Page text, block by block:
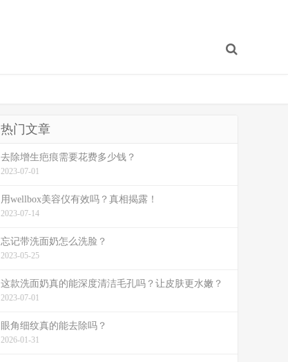
热门文章
去除增生疤痕需要花费多少钱？
2023-07-01
用wellbox美容仪有效吗？真相揭露！
2023-07-14
忘记带洗面奶怎么洗脸？
2023-05-25
这款洗面奶真的能深度清洁毛孔吗？让皮肤更水嫩？
2023-07-01
眼角细纹真的能去除吗？
2026-01-31